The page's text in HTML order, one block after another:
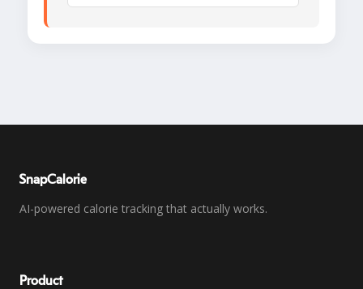
SnapCalorie
AI-powered calorie tracking that actually works.
Product